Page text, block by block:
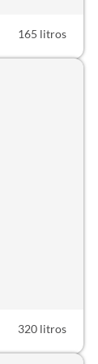
165 litros
320 litros